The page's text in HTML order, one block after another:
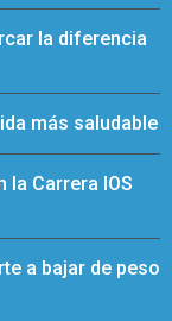
la diferencia
más saludable
la Carrera IOS
a bajar de peso